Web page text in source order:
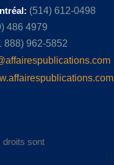
(514) 612-0498
486 4979
888) 962-5852
droits sont